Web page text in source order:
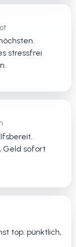
stressfrei
Geld sofort
top: pünktlich,